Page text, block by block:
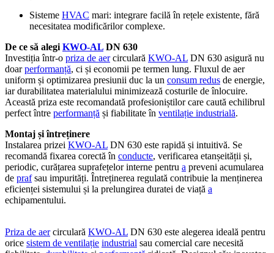
Sisteme HVAC mari: integrare facilă în rețele existente, fără
necesitatea modificărilor complexe.
De ce să alegi KWO-AL DN 630
Investiția într-o priza de aercirculară KWO-AL DN 630 asigură nu
doarperformanță, ci și economii pe termen lung. Fluxul de aer
uniform și optimizarea presiunii duc la un consum redus de energie,
iar durabilitatea materialului minimizează costurile de înlocuire.
Această priza este recomandată profesioniștilor care caută echilibrul
perfect între performanță și fiabilitate în ventilație industrială.
Montaj și întreținere
Instalarea prizei KWO-AL DN 630 este rapidă și intuitivă. Se
recomandă fixarea corectă în conducte, verificarea etanșeității și,
periodic, curățarea suprafețelor interne pentru a preveni acumularea
de prafsau impurități. Întreținerea regulată contribuie la menținerea
eficienței sistemului și la prelungirea duratei de viață a
echipamentului.
Priza de aercirculară KWO-AL DN 630 este alegerea ideală pentru
orice sistem de ventilație industrial sau comercial care necesită